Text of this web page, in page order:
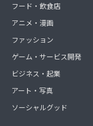
フード・飲食店
アニメ・漫画
ファッション
ゲーム・サービス開発
ビジネス・起業
アート・写真
ソーシャルグッド